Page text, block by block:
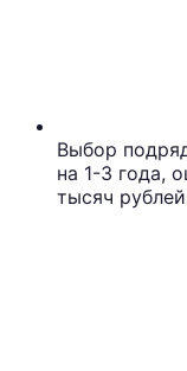
Выбор
на 1-3 года,
тысяч